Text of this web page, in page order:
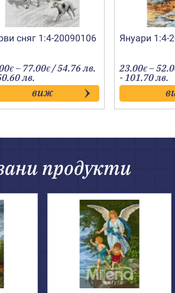
сняг 1:4-20090106
€ – 77.00€Price
range:
28.00€
through
77.00€
/ 54.76 лв.
лв.
виж
Януари 1:4-
23.00€ –
- 101.70 лв.
продукти